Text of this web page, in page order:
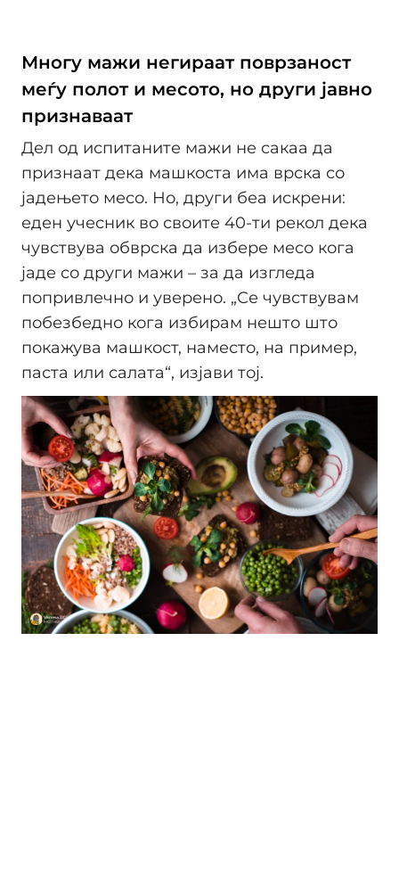
Многу мажи негираат поврзаност
меѓу полот и месото, но други јавно
признаваат
Дел од испитаните мажи не сакаа да
признаат дека машкоста има врска со
јадењето месо. Но, други беа искрени:
еден учесник во своите 40-ти рекол дека
чувствува обврска да избере месо кога
јаде со други мажи – за да изгледа
попривлечно и уверено. „Се чувствувам
побезбедно кога избирам нешто што
покажува машкост, наместо, на пример,
паста или салата“, изјави тој.